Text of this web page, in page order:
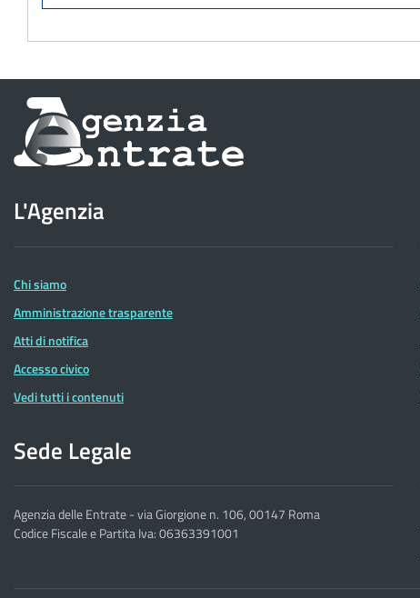
Informazioni
sul
dell'Agenzia
delle
Entrate
L'Agenzia
Chi siamo
Amministrazione trasparente
Atti di notifica
Accesso civico
Vedi tutti i contenuti
Sede Legale
Agenzia delle Entrate - via Giorgione n. 106, 00147 Roma
Codice Fiscale e Partita Iva: 06363391001